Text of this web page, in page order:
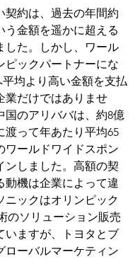
契約は、過去の年間約
う金額を遥かに超える
した。しかし、ワール
ピックパートナーにな
均より高い金額を支払
業だけではありませ
国のアリババは、約8億
渡って年あたり平均65
ワールドワイドスポン
ンしました。高額の契
動機は企業によって違
ニックはオリンピック
のソリューション販売
いますが、トヨタとブ
ローバルマーケティン